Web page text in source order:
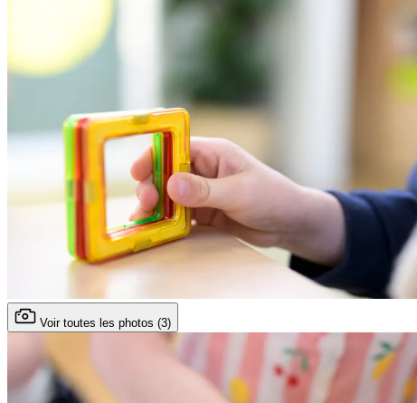
Voir toutes les photos (3)